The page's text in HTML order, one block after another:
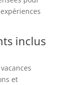
inclus
et